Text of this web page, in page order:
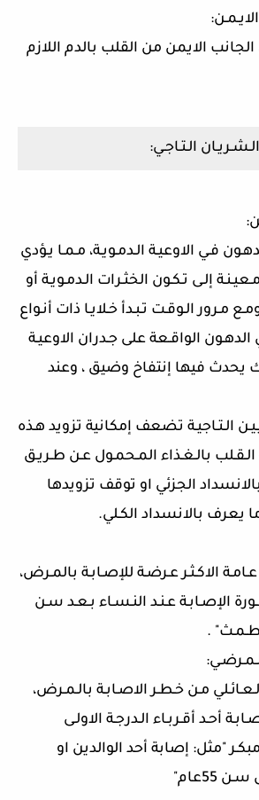
الايمن من القلب بالدم اللازم
الـتـاجـي:
فـي الاوعيـة الـدمـويـة، مـمـا يـؤدي
إلـى تـكـون الخثـرات الـدمـويـة أو
مـرور الـوقـت تـبـدأ خـلايـا ذات أنـواع
الدهـون الواقـعة على جـدران الاوعيـة
يحدث فيها إنتفاخ وضيق ، وعند
الـتـاجيـة تضعف إمكانية تزويد هـذه
الـقـلب بالـغـذاء المـحمـول عـن طـريـق
الجزئي او توقف تزويدها
يعرف بالانسداد الكـلي.
الاكـثـر عـرضـة للإصـابـة بالمـرض،
الإصـابـة عـنـد النـسـاء بـعـد سـن
.
مـن خـطـر الاصـابـة بالـمـرض،
أحـد أقـربـاء الـدرجـة الاولـى
"مثل: إصابة أحد الوالدين او